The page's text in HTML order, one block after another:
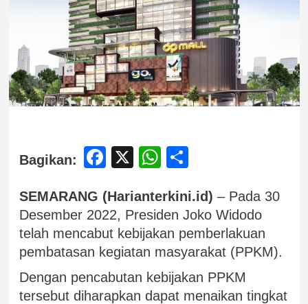
Bagikan: Facebook
X WhatsApp
SEMARANG (Harianterkini.id) – Pada 30
Desember 2022, Presiden Joko Widodo
telah mencabut kebijakan pemberlakuan
pembatasan kegiatan masyarakat (PPKM).
Dengan pencabutan kebijakan PPKM
tersebut diharapkan dapat menaikan tingkat